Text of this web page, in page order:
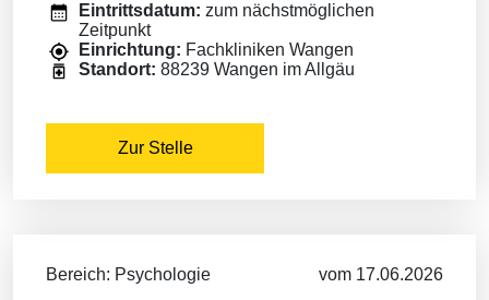
Eintrittsdatum: zum nächstmöglichen
Zeitpunkt
Einrichtung: Fachkliniken Wangen
Standort: 88239 Wangen im Allgäu
Zur Stelle
Bereich: Psychologie
vom 17.06.2026